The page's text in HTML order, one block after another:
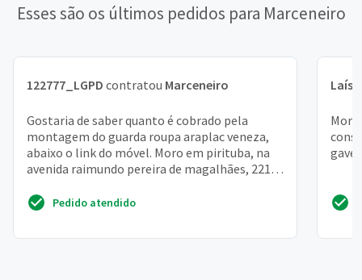
Esses são os últimos pedidos para Marceneiro
122777_LGPD contratou Marceneiro
Gostaria de saber quanto é cobrado pela
montagem do guarda roupa araplac veneza,
abaixo o link do móvel. Moro em pirituba, na
avenida raimundo pereira de magalhães, 2219,
Pedido atendido
Laís